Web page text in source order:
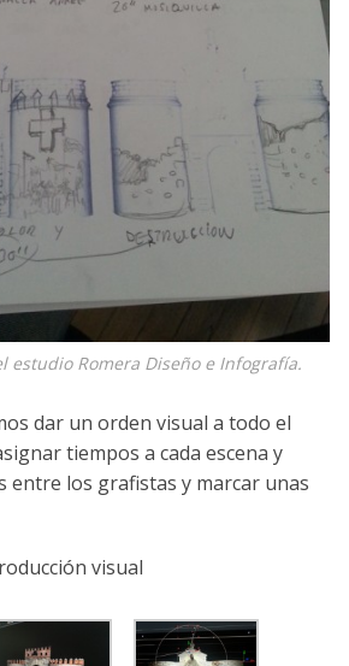
estudio Romera Diseño e Infografía.
dar un orden visual a todo el
tiempos a cada escena y
entre los grafistas y marcar unas
visual